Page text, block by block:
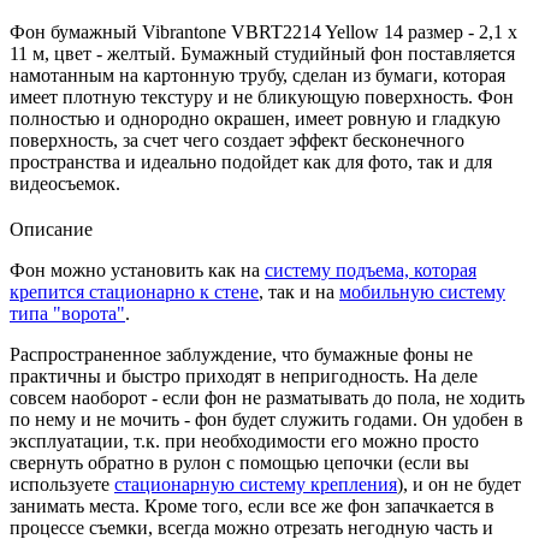
Фон бумажный Vibrantone VBRT2214 Yellow 14 размер - 2,1 x
11 м, цвет - желтый. Бумажный студийный фон поставляется
намотанным на картонную трубу, сделан из бумаги, которая
имеет плотную текстуру и не бликующую поверхность. Фон
полностью и однородно окрашен, имеет ровную и гладкую
поверхность, за счет чего создает эффект бесконечного
пространства и идеально подойдет как для фото, так и для
видеосъемок.
Описание
Фон можно установить как на систему подъема, которая
крепится стационарно к стене, так и на мобильную систему
типа "ворота".
Распространенное заблуждение, что бумажные фоны не
практичны и быстро приходят в непригодность. На деле
совсем наоборот - если фон не разматывать до пола, не ходить
по нему и не мочить - фон будет служить годами. Он удобен в
эксплуатации, т.к. при необходимости его можно просто
свернуть обратно в рулон с помощью цепочки (если вы
используете стационарную систему крепления), и он не будет
занимать места. Кроме того, если все же фон запачкается в
процессе съемки, всегда можно отрезать негодную часть и